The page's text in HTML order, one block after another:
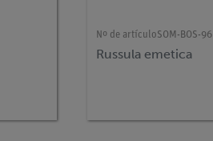
Nº de artículoSOM-BOS-96
Russula emetica